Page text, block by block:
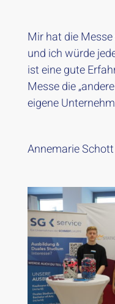
Mir hat die
und ich würde
ist eine gute
Messe die
eigene
Annemarie Schott